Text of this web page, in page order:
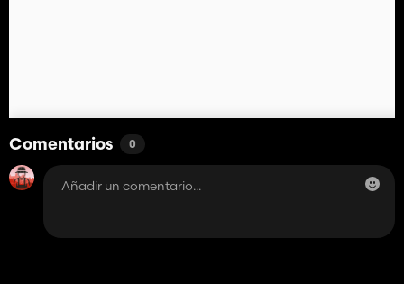
Comentarios 0